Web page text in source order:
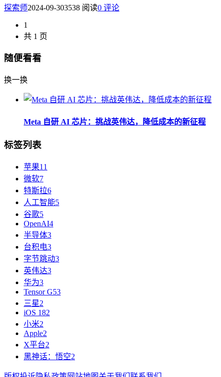
探索师2024-09-303538 阅读0 评论
1
共 1 页
随便看看
换一换
Meta 自研 AI 芯片：挑战英伟达，降低成本的新征程
标签列表
苹果11
微软7
特斯拉6
人工智能5
谷歌5
OpenAI4
半导体3
台积电3
字节跳动3
英伟达3
华为3
Tensor G53
三星2
iOS 182
小米2
Apple2
X平台2
黑神话：悟空2